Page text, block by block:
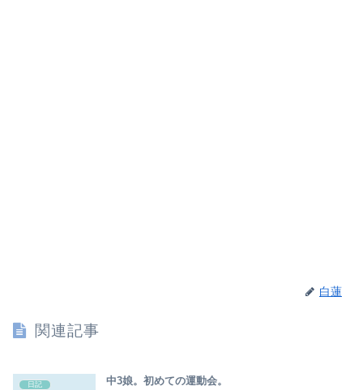
白蓮
関連記事
日記 中3娘。初めての運動会。